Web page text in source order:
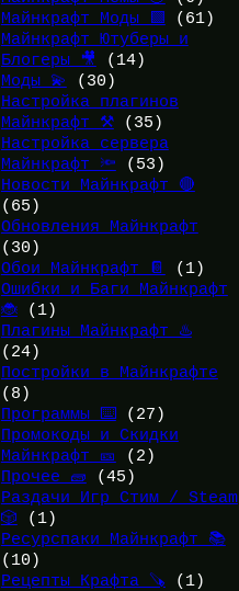
Майнкрафт Моды 🟩
(61)
Майнкрафт Ютуберы и
Блогеры 🎥
(14)
Моды 💫
(30)
Настройка плагинов
Майнкрафт ⚒️(35)
Настройка сервера
Майнкрафт 🔦 (53)
Новости Майнкрафт 🔴
(65)
Обновления Майнкрафт
(30)
Обои Майнкрафт 📔
(1)
Ошибки и Баги Майнкрафт
🐞(1)
Плагины Майнкрафт ♨️
(24)
Постройки в Майнкрафте
(8)
Программы ⌨️(27)
Промокоды и Скидки
Майнкрафт 🎫
(2)
Прочее 🧱 (45)
Раздачи Игр Стим / Steam
🎲 (1)
Ресурспаки Майнкрафт 📚
(10)
Рецепты Крафта 🪚 (1)